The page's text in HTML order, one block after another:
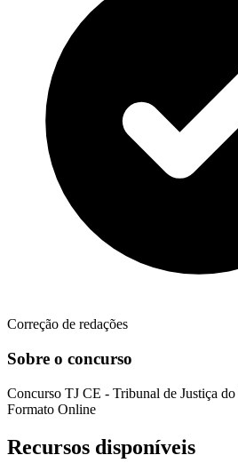
Correção de redações
Sobre o concurso
Concurso TJ CE - Tribunal de Justiça do
Formato Online
Recursos disponíveis